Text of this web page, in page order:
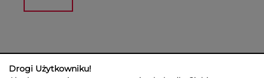
Drogi Użytkowniku!